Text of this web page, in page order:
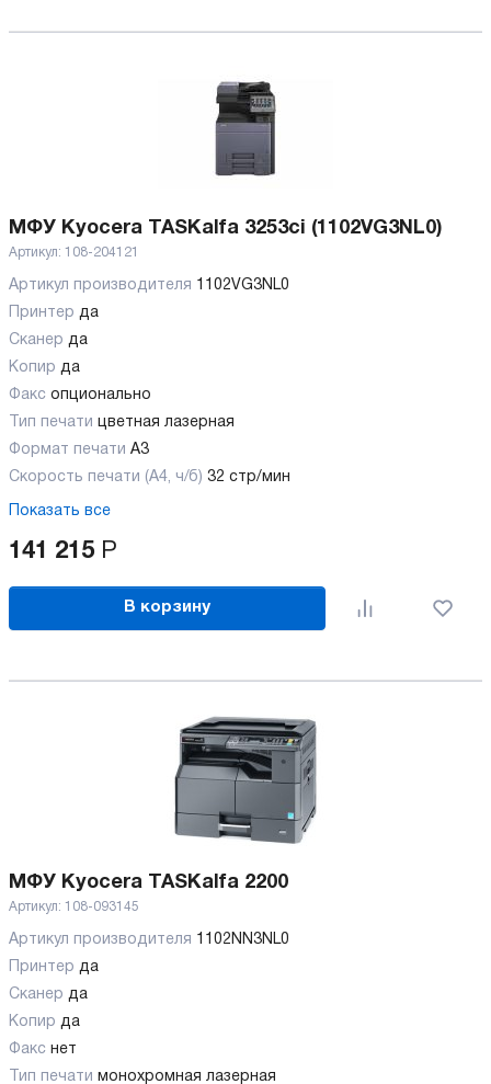
МФУ Kyocera TASKalfa 3253ci (1102VG3NL0)
Артикул: 108-204121
Артикул производителя 1102VG3NL0
Принтер да
Сканер да
Копир да
Факс опционально
Тип печати цветная лазерная
Формат печати A3
Скорость печати (А4, ч/б) 32 стр/мин
Показать все
141 215 Р
В корзину
МФУ Kyocera TASKalfa 2200
Артикул: 108-093145
Артикул производителя 1102NN3NL0
Принтер да
Сканер да
Копир да
Факс нет
Тип печати монохромная лазерная